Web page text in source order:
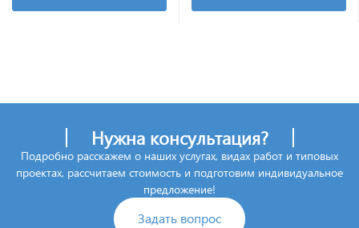
Нужна консультация?
Подробно расскажем о наших услугах, видах работ и типовых
проектах, рассчитаем стоимость и подготовим индивидуальное
предложение!
Задать вопрос